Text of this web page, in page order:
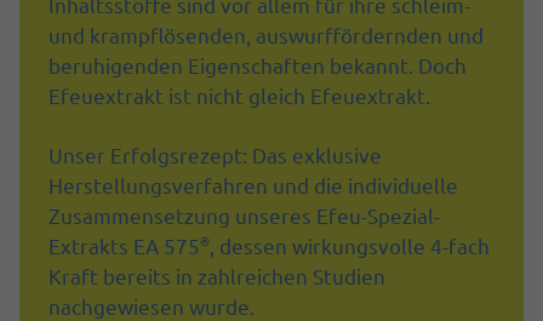
und krampflösenden, auswurffördernden und
beruhigenden Eigenschaften bekannt. Doch
Efeuextrakt ist nicht gleich Efeuextrakt.
Unser Erfolgsrezept: Das exklusive
Herstellungsverfahren und die individuelle
Zusammensetzung unseres Efeu-Spezial-
Extrakts EA 575 ® , dessen wirkungsvolle 4-fach
Kraft bereits in zahlreichen Studien
nachgewiesen wurde.